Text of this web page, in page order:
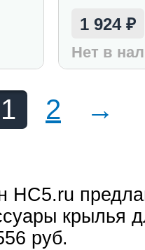
1 924₽
Нет в
1 2 →
HC5.ru
крылья
руб.